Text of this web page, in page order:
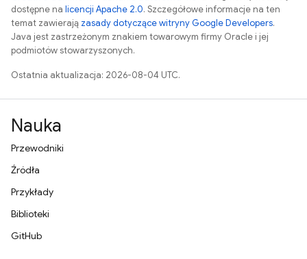
dostępne na licencji Apache 2.0. Szczegółowe informacje na ten
temat zawierają zasady dotyczące witryny Google Developers.
Java jest zastrzeżonym znakiem towarowym firmy Oracle i jej
podmiotów stowarzyszonych.
Ostatnia aktualizacja: 2026-08-04 UTC.
Nauka
Przewodniki
Źródła
Przykłady
Biblioteki
GitHub